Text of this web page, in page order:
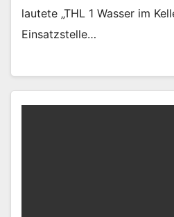
lautete „THL 1 Wasser im
Einsatzstelle…